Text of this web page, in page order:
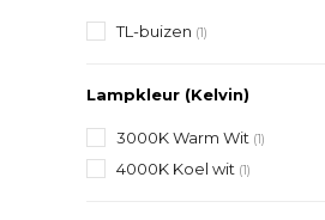
TL-buizen (1)
Lampkleur (Kelvin)
3000K Warm Wit (1)
4000K Koel wit (1)